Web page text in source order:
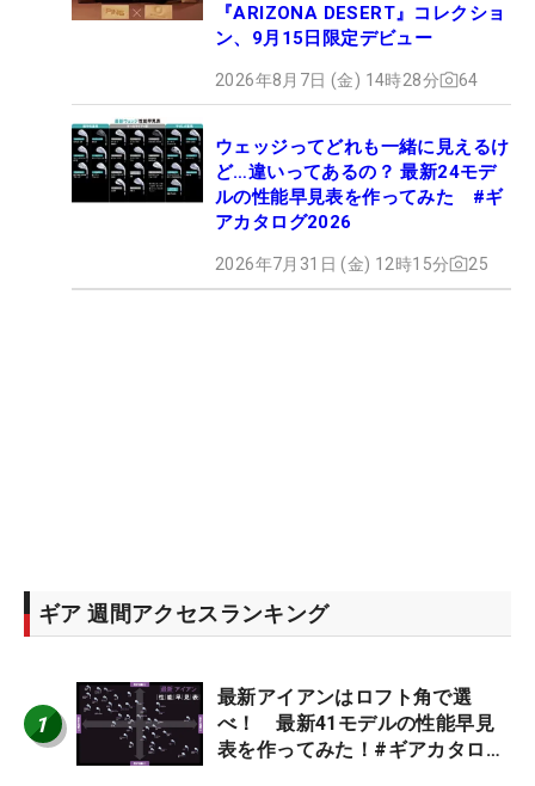
『ARIZONA DESERT』コレクショ
ン、9月15日限定デビュー
2026年8月7日 (金) 14時28分 64
ウェッジってどれも一緒に見えるけ
ど…違いってあるの？ 最新24モデ
ルの性能早見表を作ってみた #ギ
アカタログ2026
2026年7月31日 (金) 12時15分 25
ギア 週間アクセスランキング
1
最新アイアンはロフト角で選
べ！ 最新41モデルの性能早見
表を作ってみた！#ギアカタログ